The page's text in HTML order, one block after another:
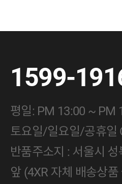
1599-
평일: PM 13:00 ~ PM
토요일/일요일/공휴일
반품주소지 : 서울시
앞 (4XR 자체 배송상